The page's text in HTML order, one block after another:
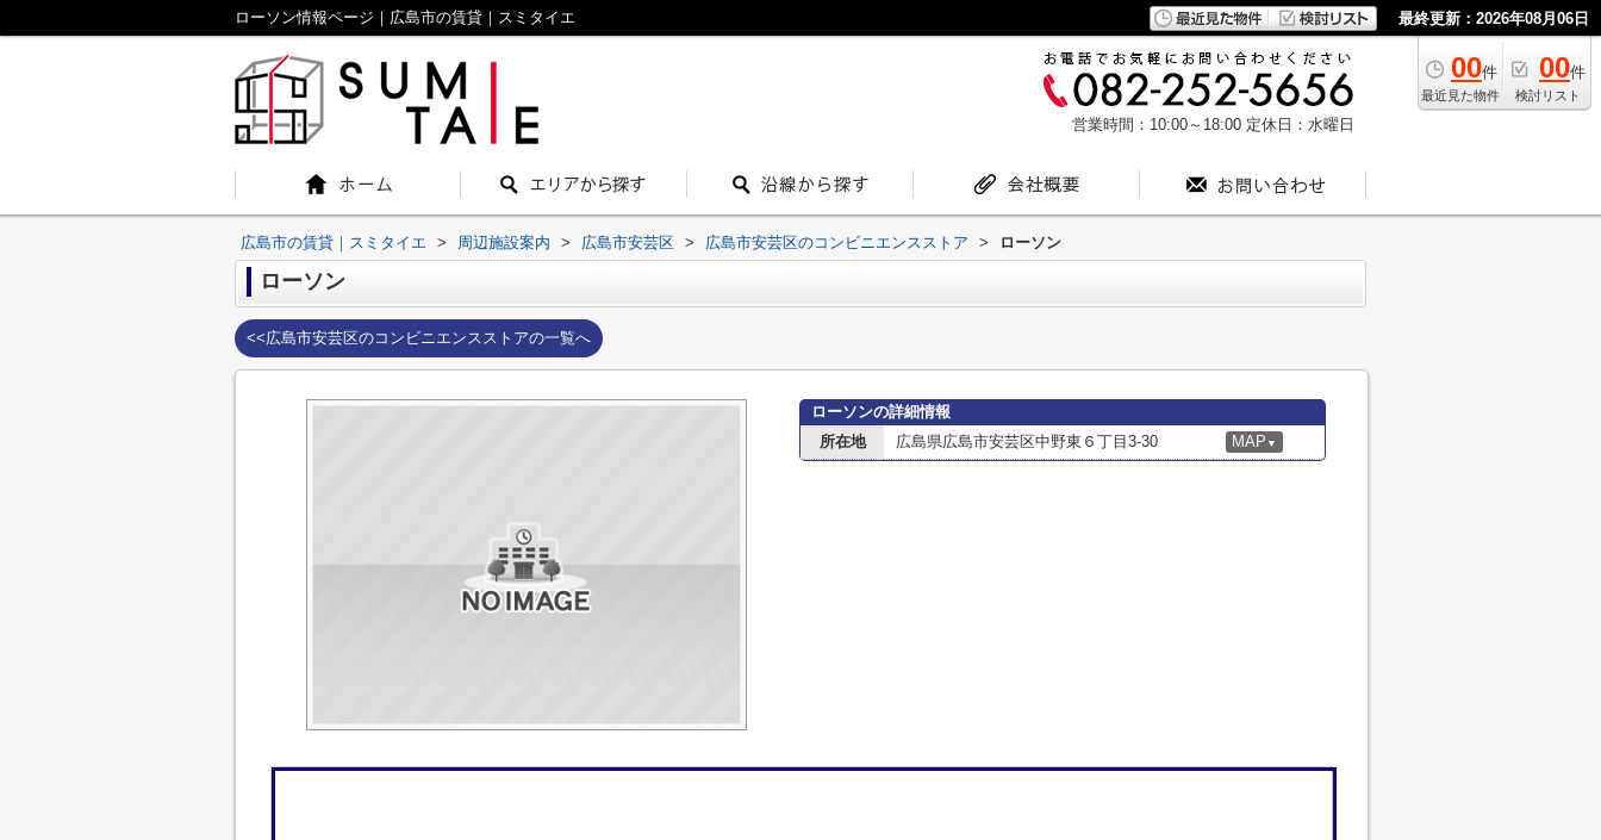
ローソン情報ページ｜広島市の賃貸｜スミタイエ 最終更新：2026年08月06日
00件
最近見た物件
00件
検討リスト
営業時間：10:00～18:00 定休日：水曜日
広島市の賃貸｜スミタイエ > 周辺施設案内 > 広島市安芸区 > 広島市安芸区のコンビニエンスストア > ローソン
ローソン
<<広島市安芸区のコンビニエンスストアの一覧へ
ローソンの詳細情報
所在地
広島県広島市安芸区中野東６丁目3-30 MAP ▼